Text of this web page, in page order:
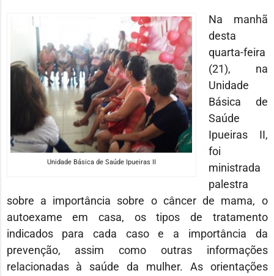
Unidade Básica de Saúde Ipueiras II
Na manhã
desta
quarta-feira
(21), na
Unidade
Básica de
Saúde
Ipueiras II,
foi
ministrada
palestra
sobre a importância sobre o câncer de mama, o
autoexame em casa, os tipos de tratamento
indicados para cada caso e a importância da
prevenção, assim como outras informações
relacionadas à saúde da mulher. As orientações